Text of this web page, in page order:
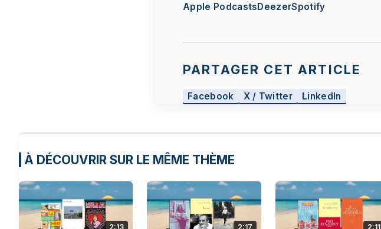
Apple Podcasts DeezerSpotify
PARTAGER CET ARTICLE
Facebook X / Twitter LinkedIn
À DÉCOUVRIR SUR LE MÊME THÈME
2:13 2:17 2:11